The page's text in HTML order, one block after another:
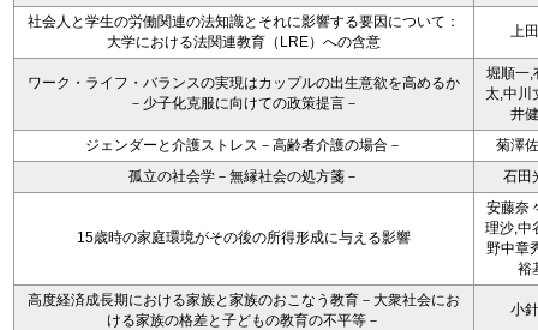
社会人と学生の労働関連の法知識とそれに影響する要因について：
大学における法関連教育（LRE）への含意
上
ワーク・ライフ・バランスの実現はカップルの出生意欲を高めるか
－少子化克服に向けての政策提言－
堀順一,
太,中川
井
ジェンダーと介護ストレス－高齢者介護の場合－
菊澤
孤立の社会学－無縁社会の処方箋－
石田
15歳時の家庭環境がその後の所得形成に与える影響
安藤奈
理沙,中
野中章
裕
高度経済成長期における家族と家族のおこなう教育－大衆社会にお
ける家族の格差と子どもの教育の不平等－
小